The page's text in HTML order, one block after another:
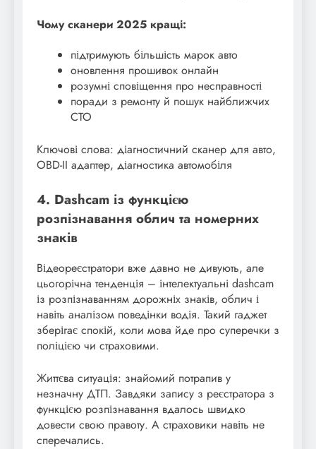
Чому сканери 2025 кращі:
підтримують більшість марок авто
оновлення прошивок онлайн
розумні сповіщення про несправності
поради з ремонту й пошук найближчих
СТО
Ключові слова: діагностичний сканер для авто,
OBD-II адаптер, діагностика автомобіля
4. Dashcam із функцією
розпізнавання облич та номерних
знаків
Відеореєстратори вже давно не дивують, але
цьогорічна тенденція – інтелектуальні dashcam
із розпізнаванням дорожніх знаків, облич і
навіть аналізом поведінки водія. Такий гаджет
зберігає спокій, коли мова йде про суперечки з
поліцією чи страховими.
Життєва ситуація: знайомий потрапив у
незначну ДТП. Завдяки запису з реєстратора з
функцією розпізнавання вдалось швидко
довести свою правоту. А страховики навіть не
сперечались.